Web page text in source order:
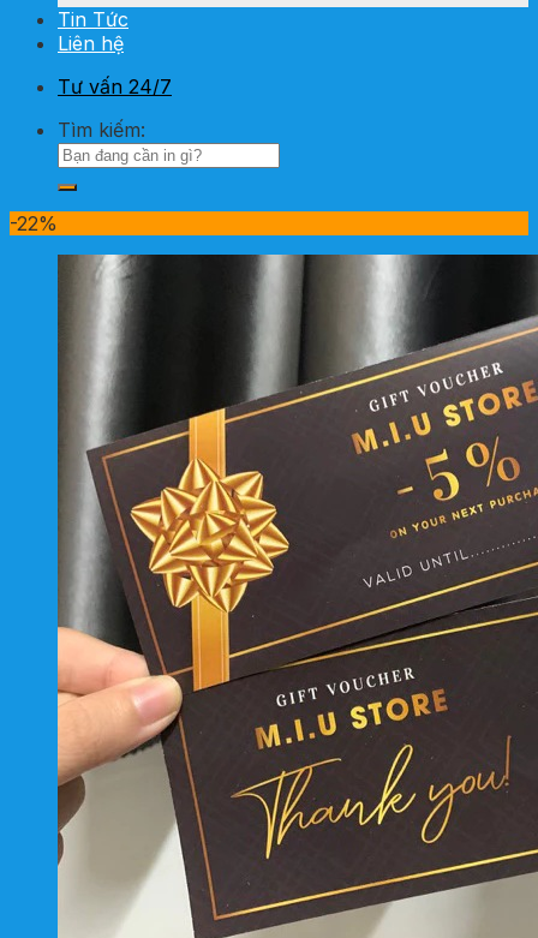
Tin Tức
Liên hệ
Tư vấn 24/7
Tìm kiếm:
-22%